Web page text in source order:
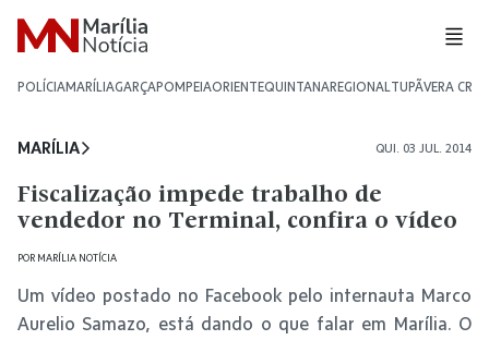
POLÍCIAMARÍLIAGARÇAPOMPEIAORIENTEQUINTANAREGIONALTUPÃVERA CRUZ
MARÍLIA QUI. 03 JUL. 2014
Fiscalização impede trabalho de
vendedor no Terminal, confira o vídeo
POR MARÍLIA NOTÍCIA
Um vídeo postado no Facebook pelo internauta Marco
Aurelio Samazo, está dando o que falar em Marília. O